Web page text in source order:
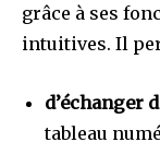
grâce à ses
intuitives. Il
d’échanger
tableau